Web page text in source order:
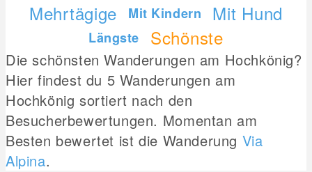
Mehrtägige
Mit Kindern Mit Hund
Längste Schönste
Die schönsten Wanderungen am Hochkönig?
Hier findest du 5 Wanderungen am
Hochkönig sortiert nach den
Besucherbewertungen. Momentan am
Besten bewertet ist die Wanderung Via
Alpina.